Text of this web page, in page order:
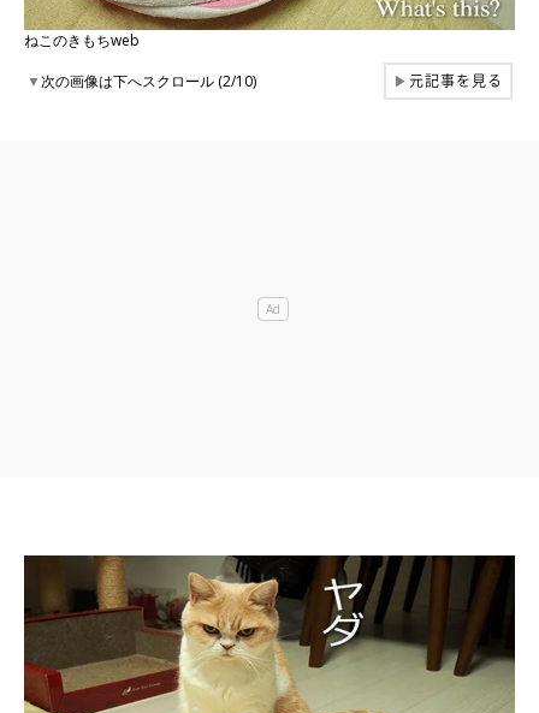
ねこのきもちweb
▼次の画像は下へスクロール (2/10) ▶元記事を見る